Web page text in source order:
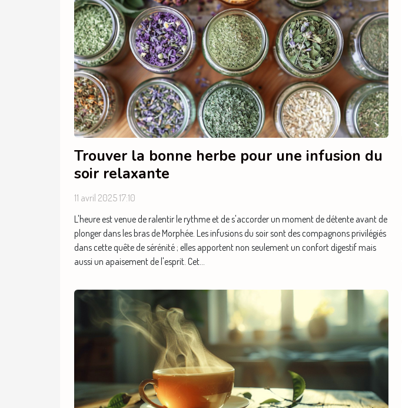
Trouver la bonne herbe pour une infusion du
soir relaxante
11 avril 2025 17:10
L'heure est venue de ralentir le rythme et de s'accorder un moment de détente avant de
plonger dans les bras de Morphée. Les infusions du soir sont des compagnons privilégiés
dans cette quête de sérénité ; elles apportent non seulement un confort digestif mais
aussi un apaisement de l'esprit. Cet...